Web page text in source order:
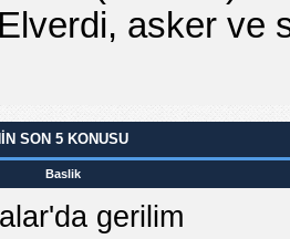
asker ve
SON 5 KONUSU
Baslik
gerilim